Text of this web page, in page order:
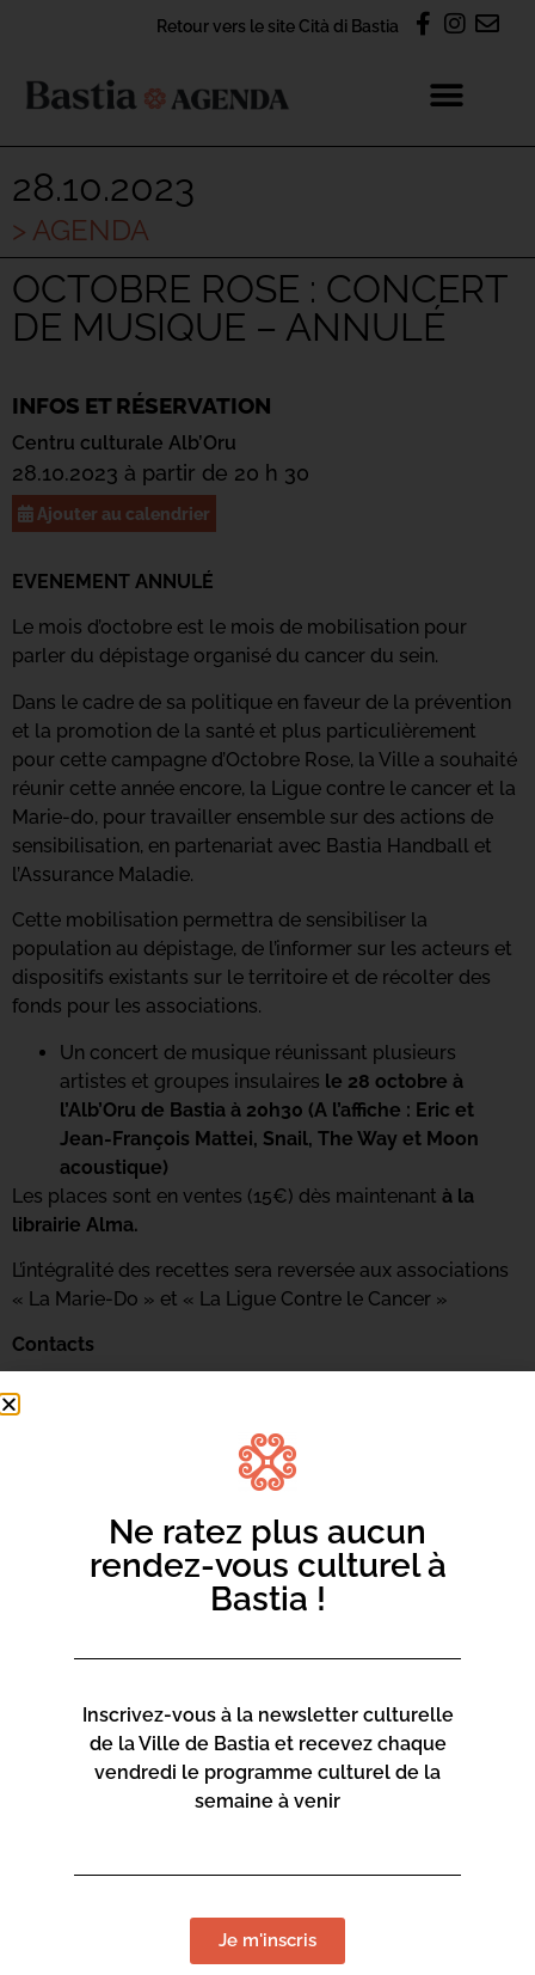
Retour vers le site Cità di Bastia
28.10.2023
> AGENDA
OCTOBRE ROSE : CONCERT
DE MUSIQUE – ANNULÉ
INFOS ET RÉSERVATION
Centru culturale Alb’Oru
28.10.2023 à partir de 20 h 30
Ajouter au calendrier
EVENEMENT ANNULÉ
Le mois d’octobre est le mois de mobilisation pour
parler du dépistage organisé du cancer du sein.
Dans le cadre de sa politique en faveur de la prévention
et la promotion de la santé et plus particulièrement
pour cette campagne d’Octobre Rose, la Ville a souhaité
réunir cette année encore, la Ligue contre le cancer et la
Marie-do, pour travailler ensemble sur des actions de
sensibilisation, en partenariat avec Bastia Handball et
l’Assurance Maladie.
Cette mobilisation permettra de sensibiliser la
population au dépistage, de l’informer sur les acteurs et
dispositifs existants sur le territoire et de récolter des
fonds pour les associations.
Un concert de musique réunissant plusieurs
artistes et groupes insulaires le 28 octobre à
l’Alb’Oru de Bastia à 20h30 (A l’affiche : Eric et
Jean-François Mattei, Snail, The Way et Moon
acoustique)
Les places sont en ventes (15€) dès maintenant à la
librairie Alma.
L’intégralité des recettes sera reversée aux associations
« La Marie-Do » et « La Ligue Contre le Cancer »
Contacts
Ligue Contre Le Cancer 2B
cd20B@ligue-cancer.net
Lien : https://www.ligue-cancer.net/20b-
hautecorse
Lien :http://www.association-la-marie-do.com/
Ne ratez plus aucun
rendez-vous culturel à
Bastia !
Inscrivez-vous à la newsletter culturelle
de la Ville de Bastia et recevez chaque
vendredi le programme culturel de la
semaine à venir
Je m'inscris